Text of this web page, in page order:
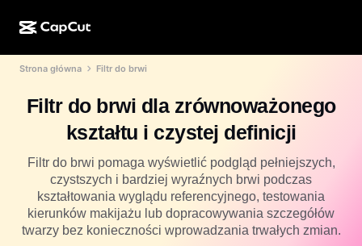
CapCut Pad
Aplikacja mobilna CapCut
Dreamina AI
Kreator AI
Projekt AI
Generator filmów AI
Generator obrazów AI
Funkcje
Narzędzia AI
Edytor i generator filmów
Edytor i generator obrazów
Generator i edytor głosów
Świąteczne szablony
Więcej
Szablony kalendarzy
Informacje
Społeczność
Inicjatywy
Partnerzy
Program pionierów
Strona główna Filtr do brwi
Filtr do brwi dla zrównoważonego
kształtu i czystej definicji
Filtr do brwi pomaga wyświetlić podgląd pełniejszych,
czystszych i bardziej wyraźnych brwi podczas
kształtowania wyglądu referencyjnego, testowania
kierunków makijażu lub dopracowywania szczegółów
twarzy bez konieczności wprowadzania trwałych zmian.